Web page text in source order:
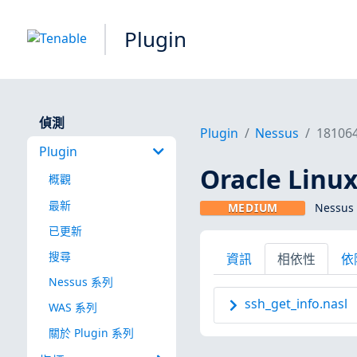
Plugin
偵測
Plugin
概觀
最新
已更新
搜尋
Nessus 系列
WAS 系列
關於 Plugin 系列
Plugin Nessus
Oracle
MEDIUM
資訊 相依性 依
ssh_get_info.nasl